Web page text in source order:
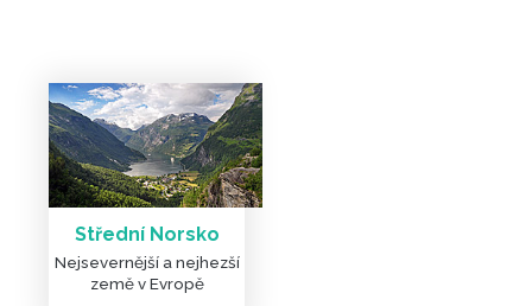
Střední Norsko
Nejsevernější a nejhezší
země v Evropě